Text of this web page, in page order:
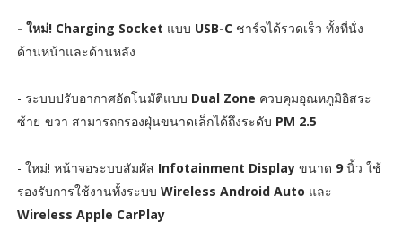
- ใหม่! Charging Socket แบบ USB-Cชาร์จได้รวดเร็ว ทั้งที่นั่ง
ด้านหน้าและด้านหลัง
- ระบบปรับอากาศอัตโนมัติแบบ Dual Zone ควบคุมอุณหภูมิอิสระ
ซ้าย-ขวา สามารถกรองฝุ่นขนาดเล็กได้ถึงระดับ PM 2.5
- ใหม่! หน้าจอระบบสัมผัส Infotainment Display ขนาด 9 นิ้ว ใช้
รองรับการใช้งานทั้งระบบ Wireless Android Auto และ
Wireless Apple CarPlay